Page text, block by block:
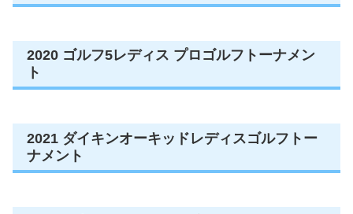
2020 ゴルフ5レディス プロゴルフトーナメン
ト
2021 ダイキンオーキッドレディスゴルフトー
ナメント